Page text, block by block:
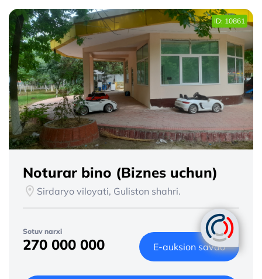
ID: 10861
Noturar bino (Biznes uchun)
Sirdaryo viloyati, Guliston shahri.
Sotuv narxi
270 000 000 E-auksion savdo